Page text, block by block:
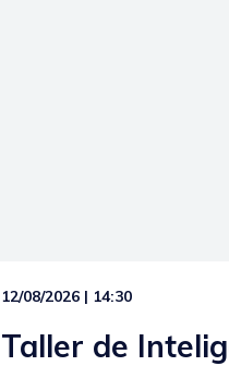
12/08/2026 | 14:30
Taller de